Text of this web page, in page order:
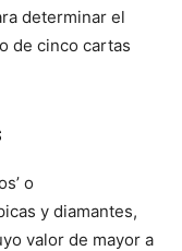
determinar el
de cinco cartas
o
y diamantes,
valor de mayor a